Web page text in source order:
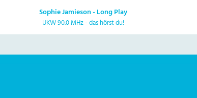
Sophie Jamieson - Long Play
UKW 90.0 MHz - das hörst du!